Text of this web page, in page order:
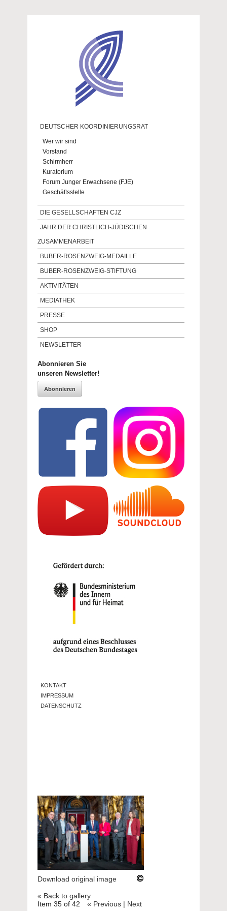
DEUTSCHER KOORDINIERUNGSRAT
Wer wir sind
Vorstand
Schirmherr
Kuratorium
Forum Junger Erwachsene (FJE)
Geschäftsstelle
DIE GESELLSCHAFTEN CJZ
JAHR DER CHRISTLICH-JÜDISCHEN
ZUSAMMENARBEIT
BUBER-ROSENZWEIG-MEDAILLE
BUBER-ROSENZWEIG-STIFTUNG
AKTIVITÄTEN
MEDIATHEK
PRESSE
SHOP
NEWSLETTER
Abonnieren Sie
unseren Newsletter!
Abonnieren
KONTAKT
IMPRESSUM
DATENSCHUTZ
Download original image
« Back to gallery
Item 35 of 42
« Previous | Next